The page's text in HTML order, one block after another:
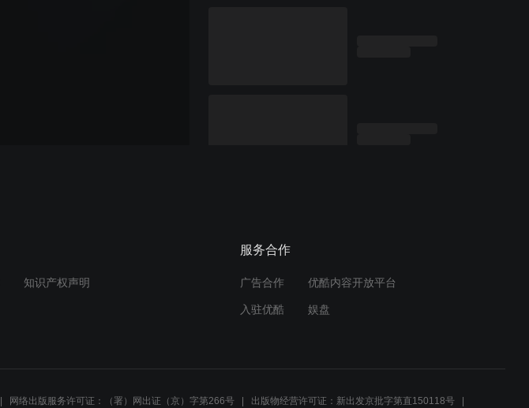
知识产权声明
服务合作
广告合作 优酷内容开放平台
入驻优酷 娱盘
网络出版服务许可证：（署）网出证（京）字第266号 出版物经营许可证：新出发京批字第直150118号